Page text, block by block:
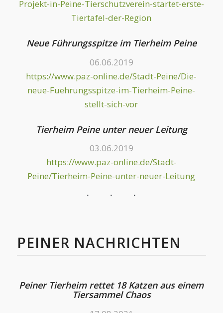
Projekt-in-Peine-Tierschutzverein-startet-erste-
Tiertafel-der-Region
Neue Führungsspitze im Tierheim Peine
06.06.2019
https://www.paz-online.de/Stadt-Peine/Die-
neue-Fuehrungsspitze-im-Tierheim-Peine-
stellt-sich-vor
Tierheim Peine unter neuer Leitung
03.06.2019
https://www.paz-online.de/Stadt-
Peine/Tierheim-Peine-unter-neuer-Leitung
PEINER NACHRICHTEN
Peiner Tierheim rettet 18 Katzen aus einem
Tiersammel Chaos